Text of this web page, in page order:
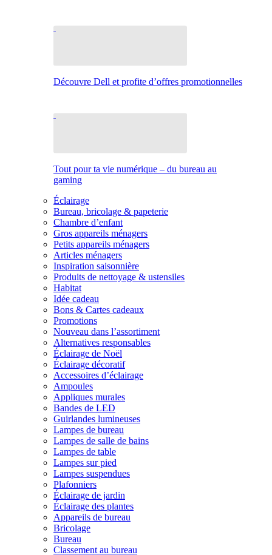
Découvre Dell et profite d’offres promotionnelles
Tout pour ta vie numérique – du bureau au
gaming
Éclairage
Bureau, bricolage & papeterie
Chambre d’enfant
Gros appareils ménagers
Petits appareils ménagers
Articles ménagers
Inspiration saisonnière
Produits de nettoyage & ustensiles
Habitat
Idée cadeau
Bons & Cartes cadeaux
Promotions
Nouveau dans l’assortiment
Alternatives responsables
Éclairage de Noël
Éclairage décoratif
Accessoires d’éclairage
Ampoules
Appliques murales
Bandes de LED
Guirlandes lumineuses
Lampes de bureau
Lampes de salle de bains
Lampes de table
Lampes sur pied
Lampes suspendues
Plafonniers
Éclairage de jardin
Éclairage des plantes
Appareils de bureau
Bricolage
Bureau
Classement au bureau